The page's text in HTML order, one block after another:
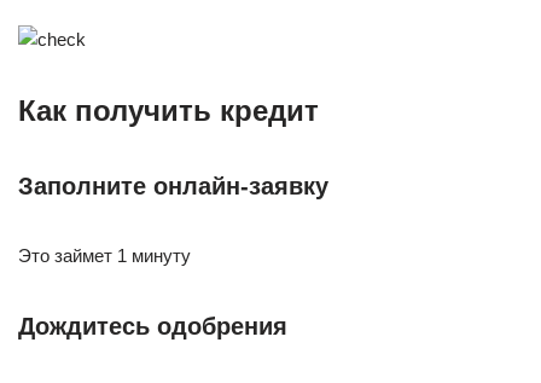
Как получить кредит
Заполните онлайн-заявку
Это займет 1 минуту
Дождитесь одобрения